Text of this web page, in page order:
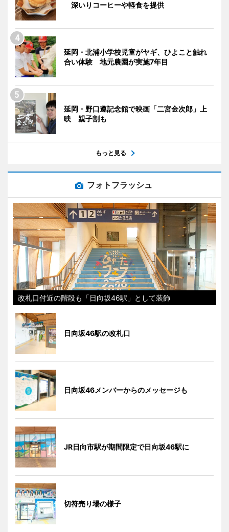
深いりコーヒーや軽食を提供
延岡・北浦小学校児童がヤギ、ひよこと触れ
合い体験 地元農園が実施7年目
延岡・野口遵記念館で映画「二宮金次郎」上
映 親子割も
もっと見る
フォトフラッシュ
改札口付近の階段も「日向坂46駅」として装飾
日向坂46駅の改札口
日向坂46メンバーからのメッセージも
JR日向市駅が期間限定で日向坂46駅に
切符売り場の様子